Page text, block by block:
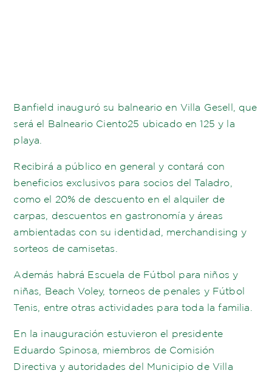
Banfield inauguró su balneario en Villa Gesell, que
será el Balneario Ciento25 ubicado en 125 y la
playa.
Recibirá a público en general y contará con
beneficios exclusivos para socios del Taladro,
como el 20% de descuento en el alquiler de
carpas, descuentos en gastronomía y áreas
ambientadas con su identidad, merchandising y
sorteos de camisetas.
Además habrá Escuela de Fútbol para niños y
niñas, Beach Voley, torneos de penales y Fútbol
Tenis, entre otras actividades para toda la familia.
En la inauguración estuvieron el presidente
Eduardo Spinosa, miembros de Comisión
Directiva y autoridades del Municipio de Villa